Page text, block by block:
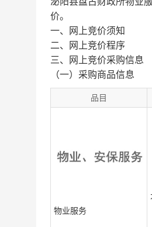
价。
一、网上竞价须知
二、网上竞价程序
三、网上竞价采购信息
（一）采购商品信息
品目
物业服务